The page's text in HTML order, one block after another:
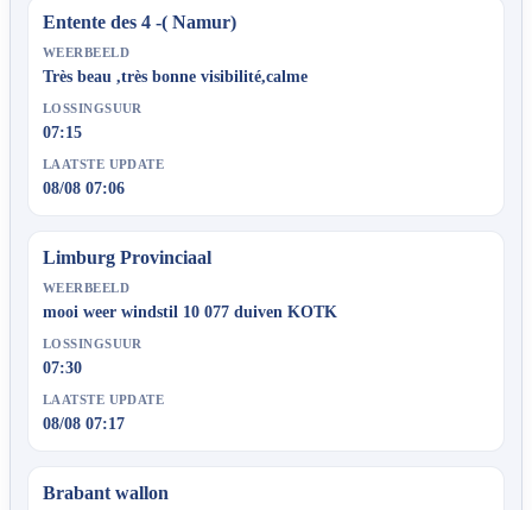
Entente des 4 -( Namur)
WEERBEELD
Très beau ,très bonne visibilité,calme
LOSSINGSUUR
07:15
LAATSTE UPDATE
08/08 07:06
Limburg Provinciaal
WEERBEELD
mooi weer windstil 10 077 duiven KOTK
LOSSINGSUUR
07:30
LAATSTE UPDATE
08/08 07:17
Brabant wallon